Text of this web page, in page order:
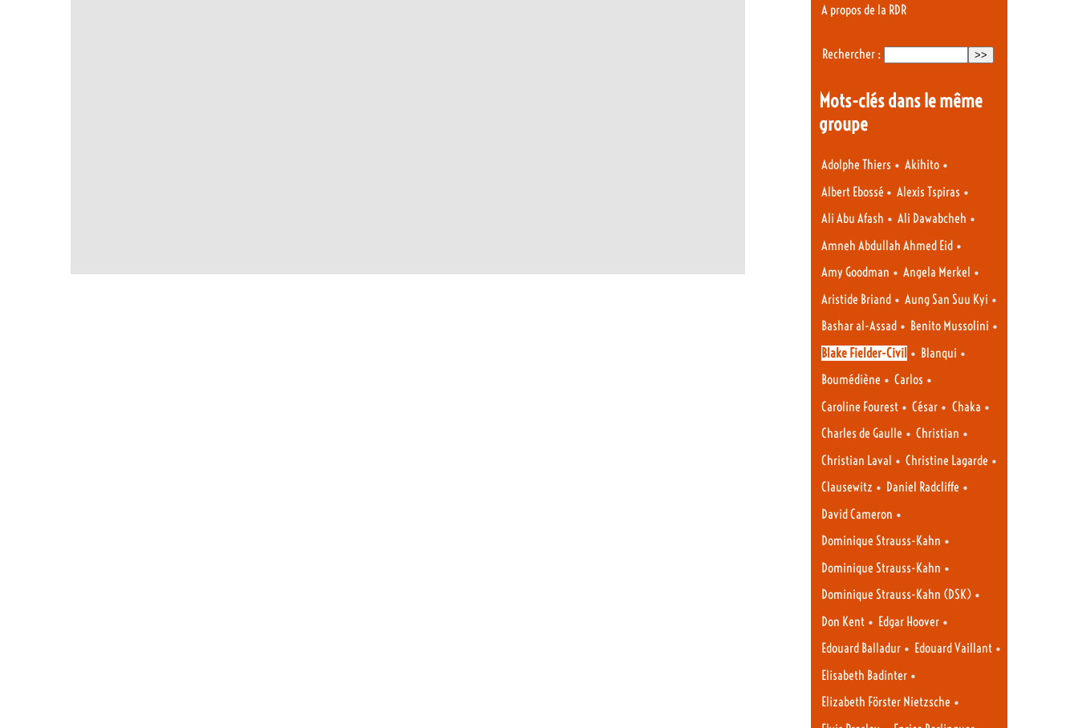
A propos de la RDR
Rechercher :
Mots-clés dans le même
groupe
Adolphe Thiers • Akihito •
Albert Ebossé • Alexis Tspiras •
Ali Abu Afash • Ali Dawabcheh •
Amneh Abdullah Ahmed Eid •
Amy Goodman • Angela Merkel •
Aristide Briand • Aung San Suu Kyi •
Bashar al-Assad • Benito Mussolini •
Blake Fielder-Civil • Blanqui •
Boumédiène • Carlos •
Caroline Fourest • César • Chaka •
Charles de Gaulle • Christian •
Christian Laval • Christine Lagarde •
Clausewitz • Daniel Radcliffe •
David Cameron •
Dominique Strauss-Kahn •
Dominique Strauss-Kahn •
Dominique Strauss-Kahn (DSK) •
Don Kent • Edgar Hoover •
Edouard Balladur • Edouard Vaillant •
Elisabeth Badinter •
Elizabeth Förster Nietzsche •